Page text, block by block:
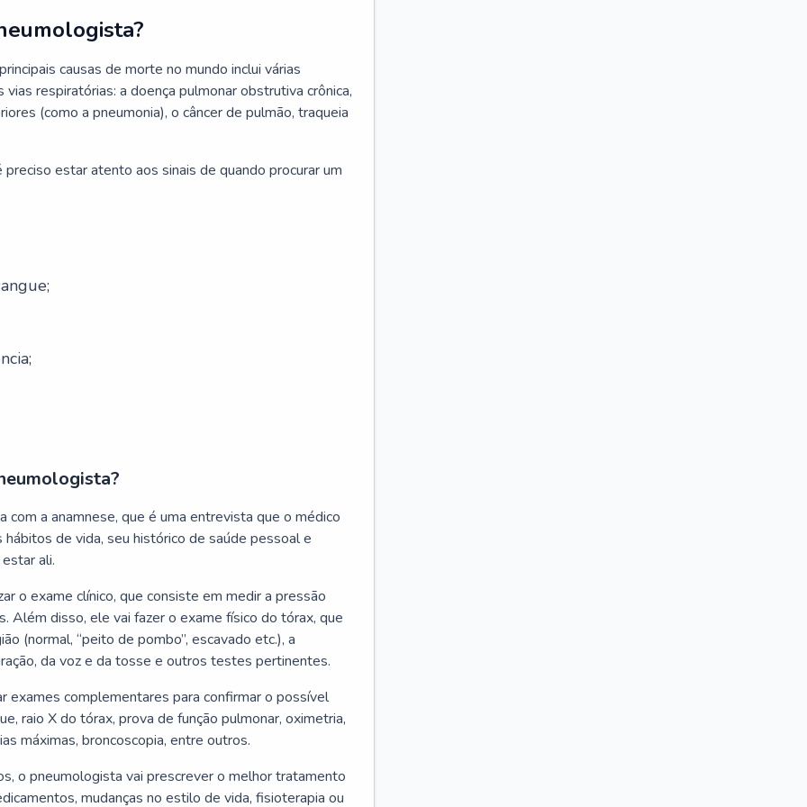
causas de morte no mundo inclui várias
respiratórias: a doença pulmonar obstrutiva crônica,
(como a pneumonia), o câncer de pulmão, traqueia
estar atento aos sinais de quando procurar um
a anamnese, que é uma entrevista que o médico
de vida, seu histórico de saúde pessoal e
ali.
o exame clínico, que consiste em medir a pressão
Além disso, ele vai fazer o exame físico do tórax, que
(normal, “peito de pombo”, escavado etc.), a
da voz e da tosse e outros testes pertinentes.
exames complementares para confirmar o possível
raio X do tórax, prova de função pulmonar, oximetria,
máximas, broncoscopia, entre outros.
o pneumologista vai prescrever o melhor tratamento
mudanças no estilo de vida, fisioterapia ou